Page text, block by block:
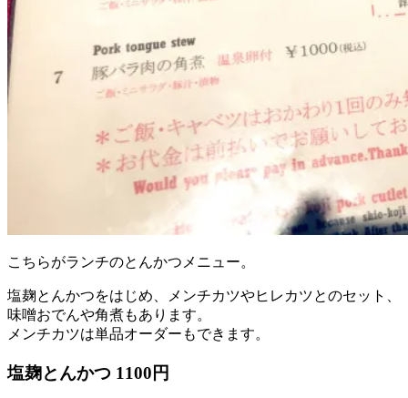
こちらがランチのとんかつメニュー。
塩麹とんかつをはじめ、メンチカツやヒレカツとのセット、
味噌おでんや角煮もあります。
メンチカツは単品オーダーもできます。
塩麹とんかつ 1100円